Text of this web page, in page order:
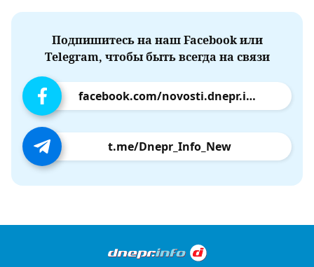
Подпишитесь на наш Facebook или
Telegram, чтобы быть всегда на связи
facebook.com/novosti.dnepr.info
t.me/Dnepr_Info_New